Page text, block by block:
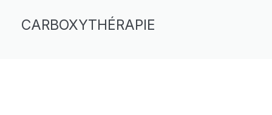
CARBOXYTHÉRAPIE